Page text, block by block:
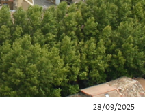
28/09/2025